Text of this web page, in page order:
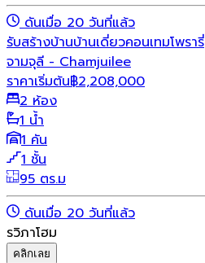
ดันเมื่อ 20 วันที่แล้ว
รับสร้างบ้านบ้านเดี่ยวคอนเทมโพรารี่
จามจุลี - Chamjuilee
ราคาเริ่มต้น฿2,208,000
2 ห้อง
1 น้ำ
1 คัน
1 ชั้น
95 ตร.ม
ดันเมื่อ 20 วันที่แล้ว
รวิภาโฮม
คลิกเลย